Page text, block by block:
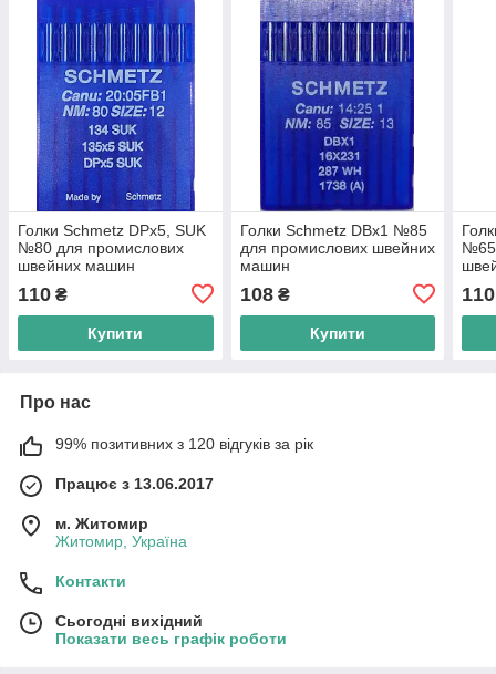
Голки Schmetz DPx5, SUK
№80 для промислових
швейних машин
110 ₴
Купити
Голки Schmetz DBх1 №85
для промислових швейних
машин
108₴
Купити
№65
110
Про нас
99% позитивних з 120 відгуків за рік
Працює з 13.06.2017
м. Житомир
Житомир, Україна
Контакти
Сьогодні вихідний
Показати весь графік роботи